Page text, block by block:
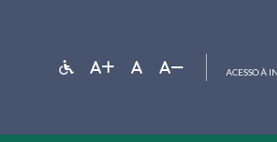
ACESSO À